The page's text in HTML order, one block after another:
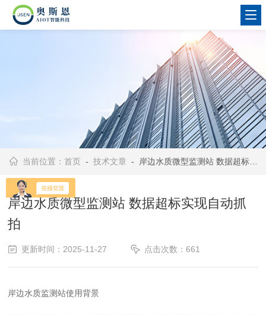
当前位置：首页 -技术文章 - 岸边水质微型监测站 数据超标实现自动抓拍
岸边水质微型监测站 数据超标实现自动抓
拍
更新时间：2025-11-27 点击次数：661
岸边水质监测站使用背景